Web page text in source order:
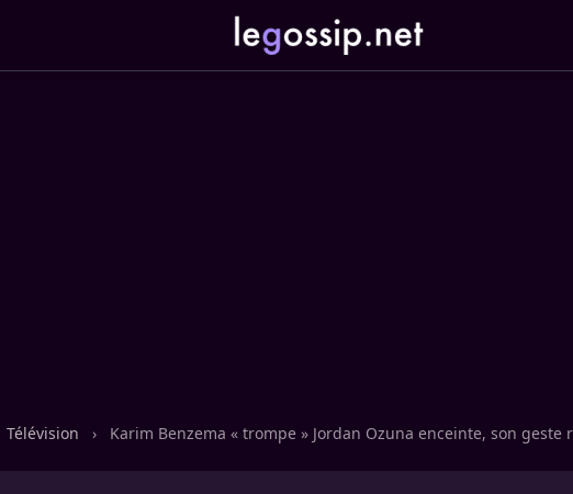
Télévision › Karim Benzema « trompe » Jordan Ozuna enceinte, son geste